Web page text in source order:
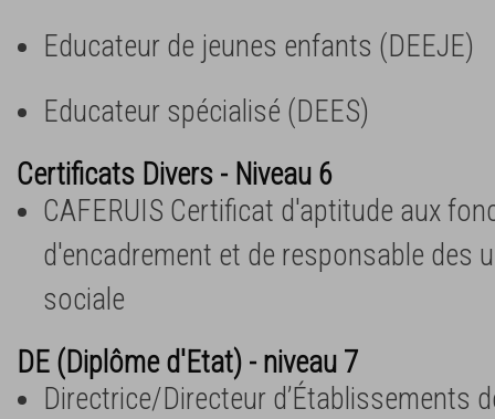
Educateur de jeunes enfants (DEEJE)
Educateur spécialisé (DEES)
Certificats Divers - Niveau 6
CAFERUIS Certificat d'aptitude aux
d'encadrement et de responsable des
sociale
DE (Diplôme d'Etat) - niveau 7
Directrice/Directeur d’Établissements